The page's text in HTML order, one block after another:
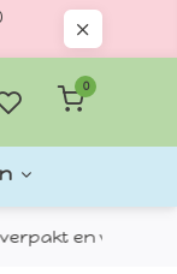
0
en verzonden.